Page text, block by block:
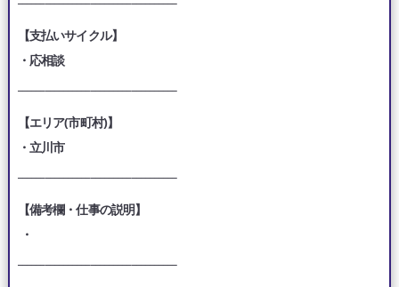
【支払いサイクル】
・応相談
【エリア(市町村)】
・立川市
【備考欄・仕事の説明】
・